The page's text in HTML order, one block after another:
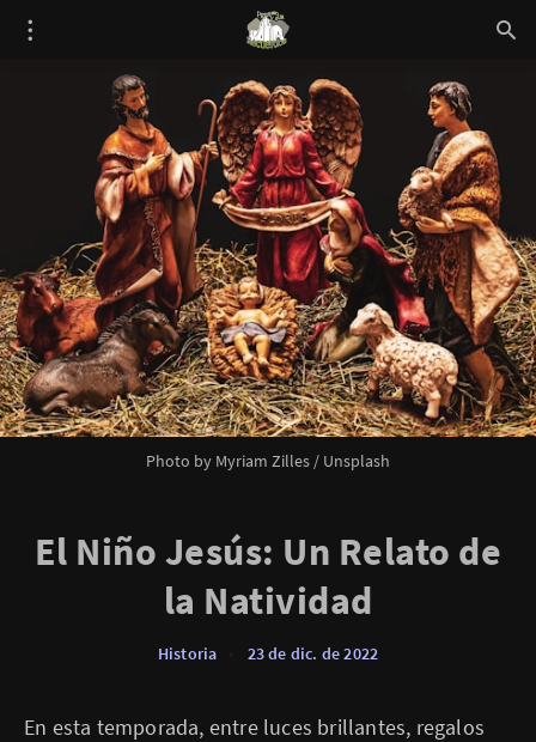
Photo by Myriam Zilles / Unsplash
El Niño Jesús: Un Relato de
la Natividad
Historia 23 de dic. de 2022
En esta temporada, entre luces brillantes, regalos